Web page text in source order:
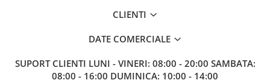
Teren
CLIENTI
DATE COMERCIALE
SUPORT CLIENTI LUNI - VINERI: 08:00 - 20:00 SAMBATA:
08:00 - 16:00 DUMINICA: 10:00 - 14:00